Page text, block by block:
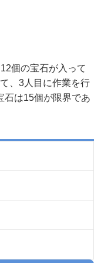
個の宝石が入って
、3人目に作業を行
石は15個が限界であ